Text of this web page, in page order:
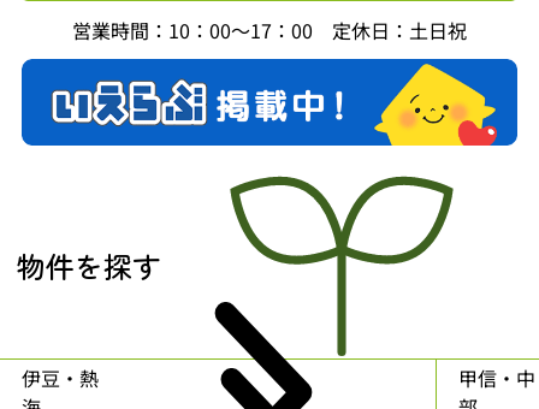
営業時間：10：00～17：00 定休日：土日祝
物件を探す
伊豆・熱
甲信・中